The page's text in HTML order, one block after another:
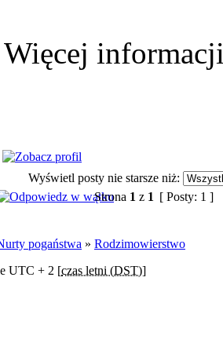
Więcej
Wyświetl posty nie starsze niż:
Strona 1 z 1 [ Posty: 1 ]
pogaństwa » Rodzimowierstwo
UTC + 2 [czas letni (DST)]